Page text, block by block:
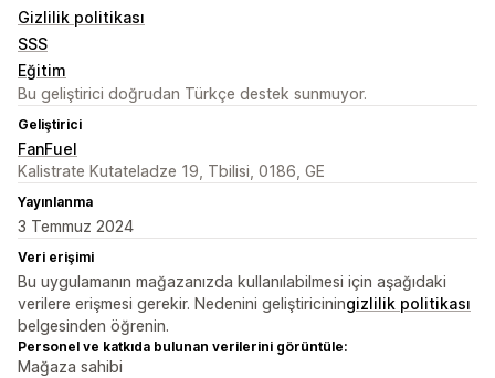
Gizlilik politikası
SSS
Eğitim
Bu geliştirici doğrudan Türkçe destek sunmuyor.
Geliştirici
FanFuel
Kalistrate Kutateladze 19, Tbilisi, 0186, GE
Yayınlanma
3 Temmuz 2024
Veri erişimi
Bu uygulamanın mağazanızda kullanılabilmesi için aşağıdaki
verilere erişmesi gerekir. Nedenini geliştiriciningizlilik politikası
belgesinden öğrenin.
Personel ve katkıda bulunan verilerini görüntüle:
Mağaza sahibi